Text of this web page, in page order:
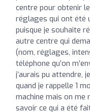
centre pour obtenir
réglages qui ont été
puisque je souhaite
autre centre qui
(nom, réglages,
téléphone qu’on
j’aurais pu attendre,
quand je rappelle 1
machine mais on me
savoir ce qui a été